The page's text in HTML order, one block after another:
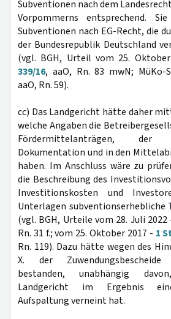
Subventionen nach dem
Vorpommerns entsprechend.
Subventionen nach EG-Recht, die
der Bundesrepublik Deutschland
(vgl. BGH, Urteil vom 25.
339/16, aaO, Rn. 83 mwN; MüKo-
aaO, Rn. 59).
cc) Das Landgericht hätte daher
welche Angaben die
Fördermittelanträgen, der
Dokumentation und in den
haben. Im Anschluss wäre zu
die Beschreibung des
Investitionskosten und
Unterlagen subventionserhebliche
(vgl. BGH, Urteile vom 28. Juli 2022
Rn. 31 f.; vom 25. Oktober 2017 - 1
Rn. 119). Dazu hätte wegen des
X. der Zuwendungsbescheide
bestanden, unabhängig
Landgericht im Ergebnis
Aufspaltung verneint hat.